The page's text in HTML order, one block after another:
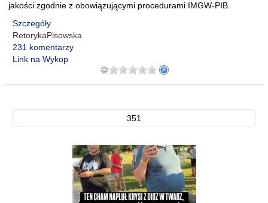
jakości zgodnie z obowiązującymi procedurami IMGW-PIB.
Szczegóły
RetorykaPisowska
231 komentarzy
Link na Wykop
351